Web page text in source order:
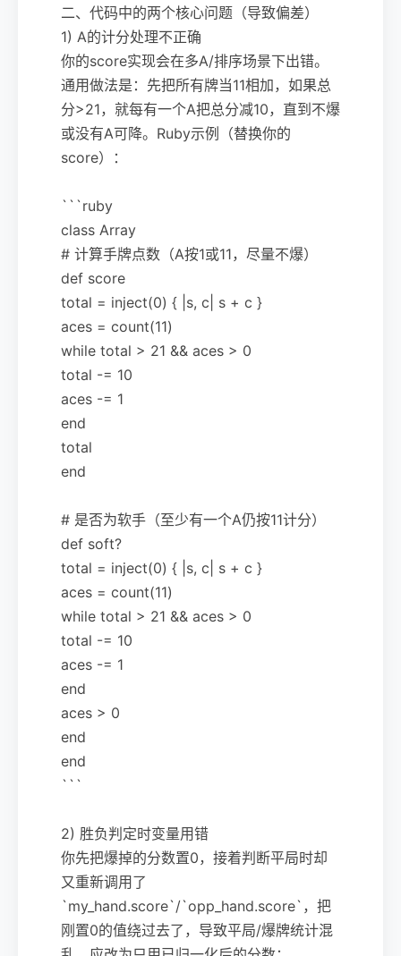
二、代码中的两个核心问题（导致偏差）
1) A的计分处理不正确
你的score实现会在多A/排序场景下出错。
通用做法是：先把所有牌当11相加，如果总
分>21，就每有一个A把总分减10，直到不爆
或没有A可降。Ruby示例（替换你的
score）：
```ruby
class Array
# 计算手牌点数（A按1或11，尽量不爆）
def score
total = inject(0) { |s, c| s + c }
aces = count(11)
while total > 21 && aces > 0
total -= 10
aces -= 1
end
total
end
# 是否为软手（至少有一个A仍按11计分）
def soft?
total = inject(0) { |s, c| s + c }
aces = count(11)
while total > 21 && aces > 0
total -= 10
aces -= 1
end
aces > 0
end
end
```
2) 胜负判定时变量用错
你先把爆掉的分数置0，接着判断平局时却
又重新调用了
`my_hand.score`/`opp_hand.score`，把
刚置0的值绕过去了，导致平局/爆牌统计混